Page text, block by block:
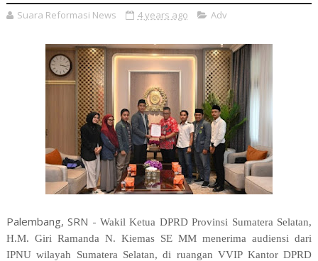
Suara Reformasi News 4 years ago Adv
Palembang, SRN -Wakil Ketua DPRD Provinsi Sumatera Selatan,
H.M. Giri Ramanda N. Kiemas SE MM menerima audiensi dari
IPNU wilayah Sumatera Selatan, di ruangan VVIP Kantor DPRD